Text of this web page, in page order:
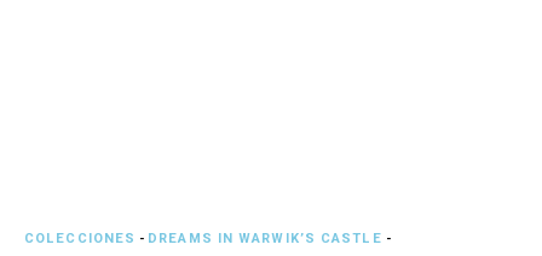
COLECCIONES - DREAMS IN WARWIK’S CASTLE -